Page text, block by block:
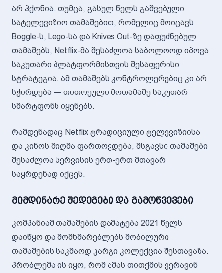
არ ჰქონია. თუმცა, გასულ წელს გაშვებული
სატელევიზიო თამაშებით, რომელიც მოიცავს
Boggle-ს, Lego-სა და Knives Out-ზე დაფუძნებულ
თამაშებს, Netflix-მა შესაძლოა საბოლოოდ იპოვა
საკუთარი პლატფორმისთვის შესაფერისი
სტრატეგია. ამ თამაშებს კონტროლერებიც კი არ
სჭირდება — თითოეული მოთამაშე საკუთარ
სმარტფონს იყენებს.
რამდენადაც Netflix ტრადიციული ტელევიზიისა
და კინოს მიღმა ფართოვდება, მსგავსი თამაშები
შესაძლოა სერვისის ერთ-ერთ მთავარ
საყრდენად იქცეს.
მიმდინარე შედეგები და გამოწვევები
კომპანიამ თამაშების დამატება 2021 წელს
დაიწყო და მომხმარებლებს მობილური
თამაშების საკმაოდ კარგი კოლექცია შესთავაზა.
პრობლემა ის იყო, რომ ამას თითქმის ვერავინ